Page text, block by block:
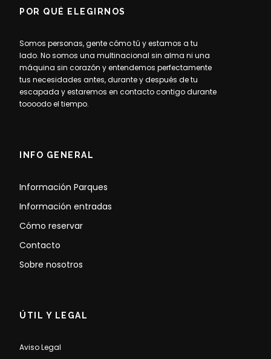
POR QUÉ ELEGIRNOS
Somos personas, gente cómo tú y estamos a tu
lado. No somos una multinacional sin alma ni una
máquina sin corazón y entendemos perfectamente
tus necesidades antes, durante y después de tu
escapada y estaremos en contacto contigo durante
toooodo el tiempo.
INFO GENERAL
Información Parques
Información entradas
Cómo reservar
Contacto
Sobre nosotros
ÚTIL Y LEGAL
Aviso Legal